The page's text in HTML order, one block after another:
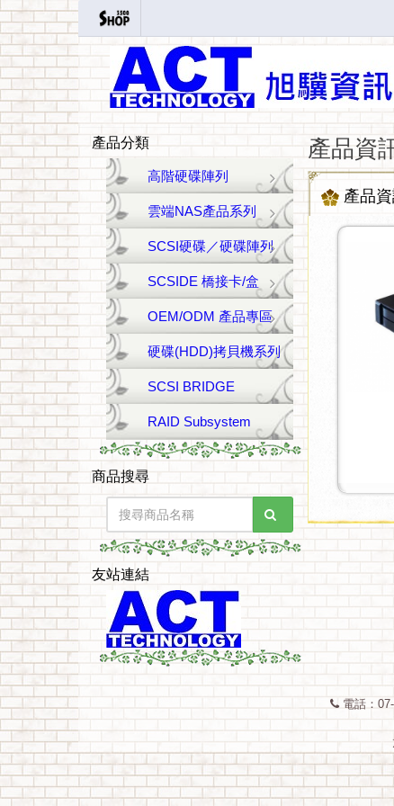
產品分類
高階硬碟陣列
雲端NAS產品系列
SCSI硬碟／硬碟陣列
SCSIDE 橋接卡/盒
OEM/ODM 產品專區
硬碟(HDD)拷貝機系列
SCSI BRIDGE
RAID Subsystem
商品搜尋
友站連結
產品資
產品
電話：